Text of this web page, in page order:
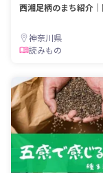
西湘足柄のまち紹介
神奈川県
読みもの